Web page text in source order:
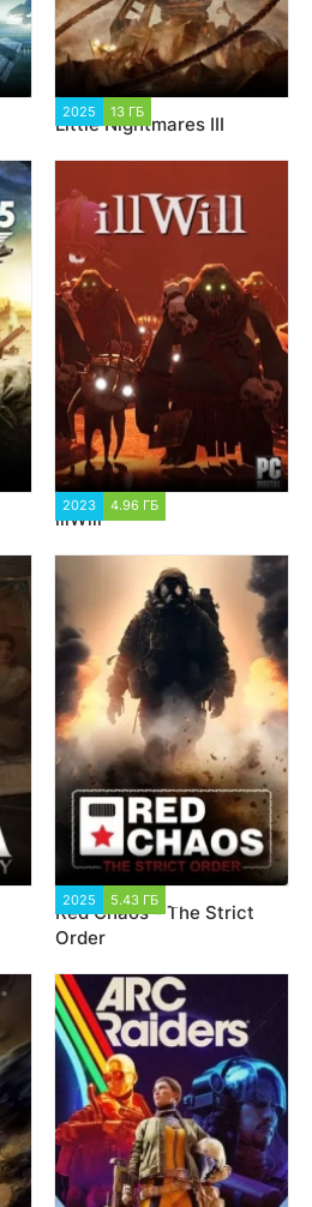
2025 13 ГБ
Little Nightmares III
2023 4.96 ГБ
illWill
2025 5.43 ГБ
Red Chaos - The Strict
Order